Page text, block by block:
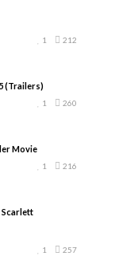
212
1
(Trailers)
260
1
Movie
216
1
Scarlett
257
1